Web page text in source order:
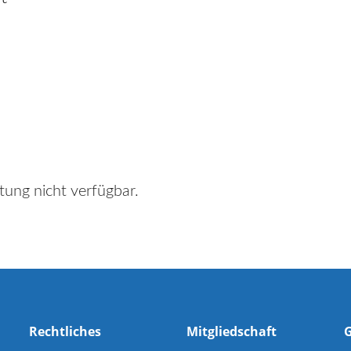
nicht verfügbar.
Rechtliches Mitgliedschaft